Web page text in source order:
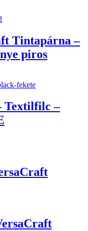
Tintapárna –
piros
Textilfilc –